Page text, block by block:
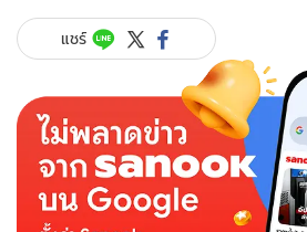
ยน
แจง
อดีต
สามี
นักการ
เมือง
ระดับ
ผู้นำ
แชร์